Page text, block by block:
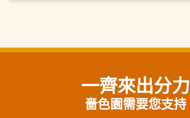
一齊來出分力
嗇色園需要您支持